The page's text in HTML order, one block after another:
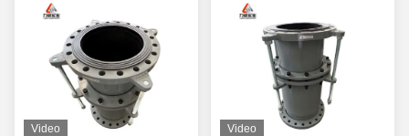
Video Video